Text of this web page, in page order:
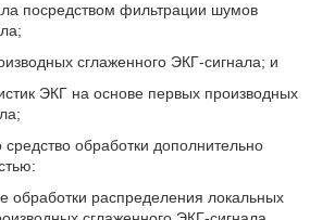
посредством фильтрации шумов
сглаженного ЭКГ-сигнала; и
ЭКГ на основе первых производных
обработки дополнительно
обработки распределения локальных